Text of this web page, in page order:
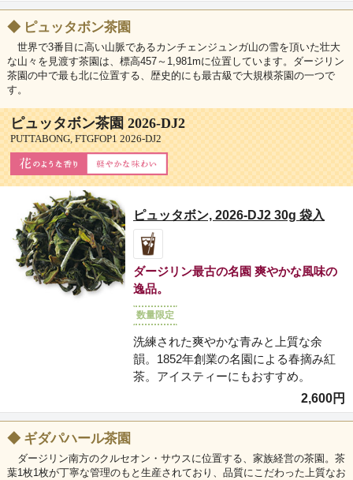
◆ ピュッタボン茶園
世界で3番目に高い山脈であるカンチェンジュンガ山の雪を頂いた壮大
な山々を見渡す茶園は、標高457～1,981mに位置しています。ダージリン
茶園の中で最も北に位置する、歴史的にも最古級で大規模茶園の一つで
す。
ピュッタボン茶園 2026-DJ2
PUTTABONG, FTGFOP1 2026-DJ2
ピュッタボン, 2026-DJ2 30g 袋入
ダージリン最古の名園 爽やかな風味の
逸品。
数量限定
洗練された爽やかな青みと上質な余
韻。1852年創業の名園による春摘み紅
茶。アイスティーにもおすすめ。
2,600円
◆ ギダパハール茶園
ダージリン南方のクルセオン・サウスに位置する、家族経営の茶園。茶
葉1枚1枚が丁寧な管理のもと生産されており、品質にこだわった上質なお